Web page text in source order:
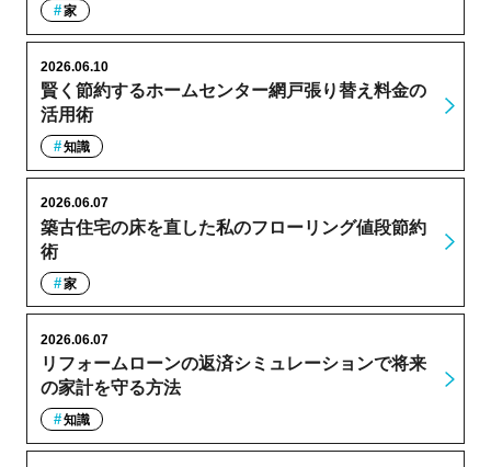
家
賢く節約するホームセンター網戸張り替え料金の
活用術
2026.06.10
知識
築古住宅の床を直した私のフローリング値段節約
術
2026.06.07
家
リフォームローンの返済シミュレーションで将来
の家計を守る方法
2026.06.07
知識